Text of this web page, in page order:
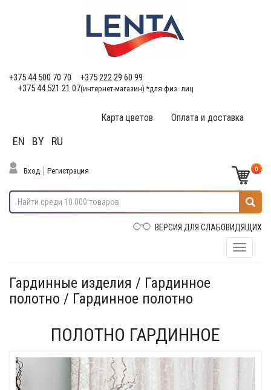
+375 44 500 70 70
+375 222 29 60 99
+375 44 521 21 07(интернет-магазин) *для физ. лиц
Оплата и доставка
Карта цветов
EN BY RU
Вход Регистрация 0
ВЕРСИЯ ДЛЯ СЛАБОВИДЯЩИХ
Гардинные изделия / Гардинное
полотно / Гардинное полотно
ПОЛОТНО ГАРДИННОЕ